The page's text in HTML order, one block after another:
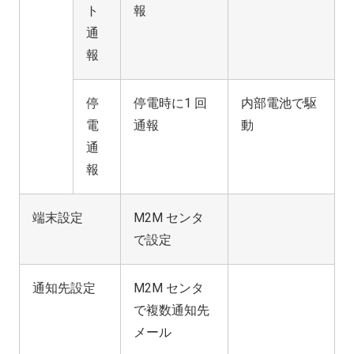
ト
通
報
報
停
電
通
報
停電時に1 回
通報
内部電池で駆
動
端末設定
M2M センタ
で設定
通知先設定
M2M センタ
で複数通知先
メール